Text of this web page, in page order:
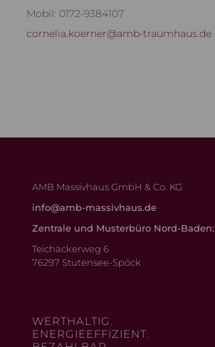
Mobil: 0172-9384107
cornelia.koerner@amb-traumhaus.de
AMB Massivhaus GmbH & Co. KG
info@amb-massivhaus.de
Zentrale und Musterbüro Nord-Baden:
Teichäckerweg 6
76297 Stutensee-Spöck
WERTHALTIG.
ENERGIEEFFIZIENT.